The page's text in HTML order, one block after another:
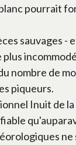
pourrait
sauvages -
nombre de
piqueurs.
Inuit de
ne